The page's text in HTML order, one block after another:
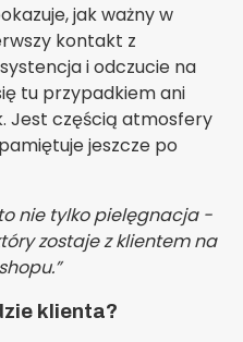
jak ważny w
kontakt z
i odczucie na
tu przypadkiem ani
Jest częścią atmosfery
jeszcze po
nie tylko pielęgnacja -
zostaje z klientem na
klienta?